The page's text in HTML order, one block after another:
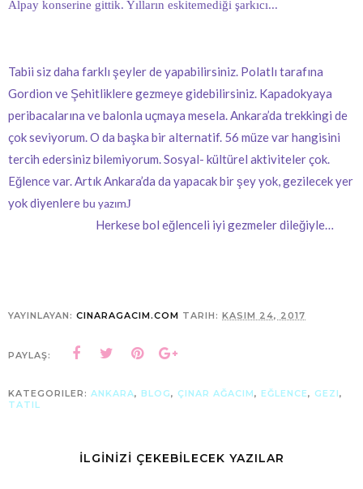
Alpay konserine gittik. Yılların eskitemediği şarkıcı...
Tabii siz daha farklı şeyler de yapabilirsiniz. Polatlı tarafına
Gordion ve Şehitliklere gezmeye gidebilirsiniz. Kapadokyaya
peribacalarına ve balonla uçmaya mesela. Ankara’da trekkingi de
çok seviyorum. O da başka bir alternatif. 56 müze var hangisini
tercih edersiniz bilemiyorum.Sosyal- kültürel aktiviteler çok.
Eğlence var.Artık Ankara’da da yapacak bir şey yok, gezilecek yer
yok diyenlere bu yazımJ
Herkese bol eğlenceli iyi gezmeler dileğiyle…
YAYINLAYAN: CINARAGACIM.COM TARIH: KASIM 24, 2017
PAYLAŞ:
KATEGORILER: ANKARA, BLOG, ÇINAR AĞACIM, EĞLENCE, GEZI,
TATIL
İLGİNİZİ ÇEKEBİLECEK YAZILAR